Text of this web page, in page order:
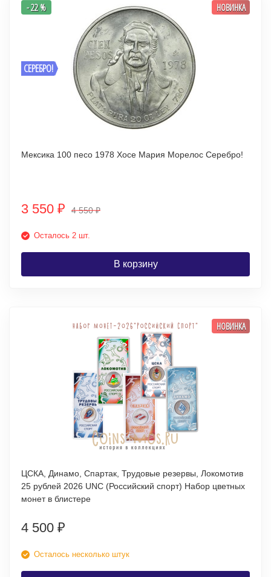
СЕРЕБРО!
- 22 % НОВИНКА
Мексика 100 песо 1978 Хосе Мария Морелос Серебро!
3 550 ₽ 4 550₽
Осталось 2 шт.
В корзину
НОВИНКА
ЦСКА, Динамо, Спартак, Трудовые резервы, Локомотив
25 рублей 2026 UNC (Российский спорт) Набор цветных
монет в блистере
4 500 ₽
Осталось несколько штук